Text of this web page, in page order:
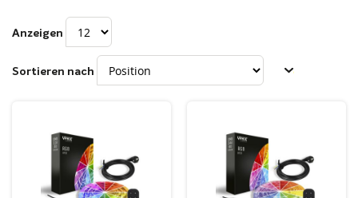
Anzeigen
Sortieren nach